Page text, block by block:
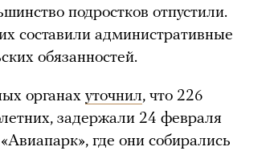
подростков отпустили.
составили административные
обязанностей.
органах уточнил, что 226
задержали 24 февраля
где они собирались